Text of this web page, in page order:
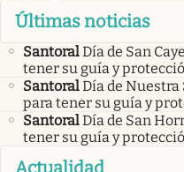
Últimas noticias
SantoralDía de San
tener su guía y
SantoralDía de Nuestra
para tener su guía y
SantoralDía de San
tener su guía y